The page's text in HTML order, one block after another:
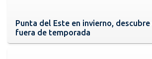
Punta del Este en invierno,
fuera de temporada